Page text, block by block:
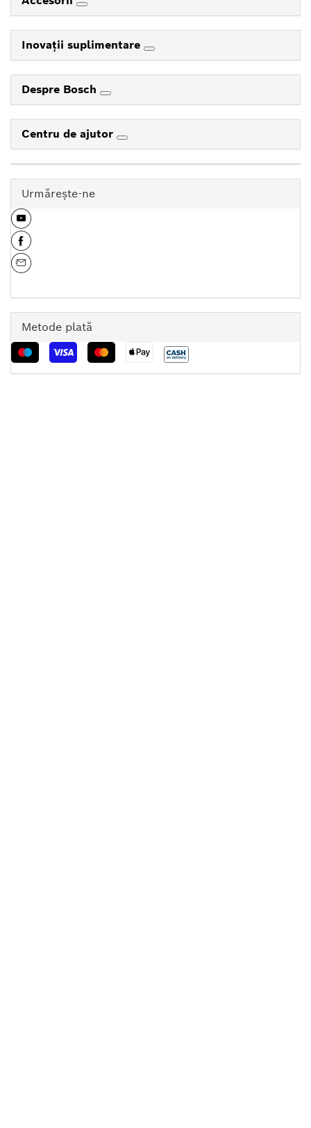
Inovaţii suplimentare
Despre Bosch
Centru de ajutor
Urmăreşte-ne
Metode plată